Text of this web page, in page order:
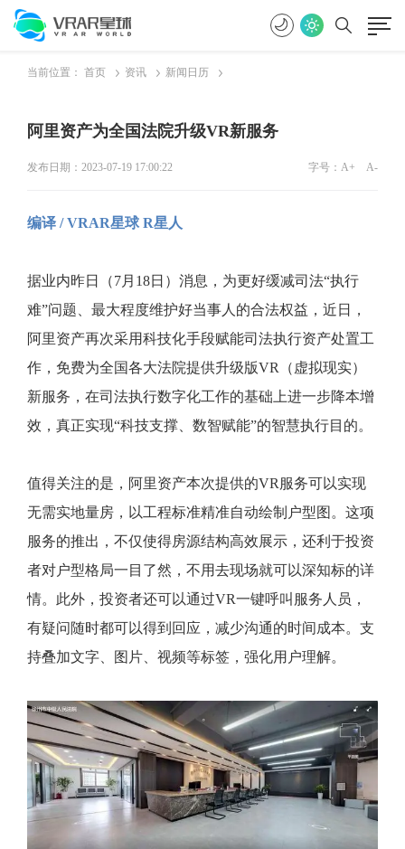
当前位置： 首页 资讯 新闻日历
阿里资产为全国法院升级VR新服务
发布日期：2023-07-19 17:00:22 字号： A+ A-
编译 / VRAR星球 R星人
据业内昨日（7月18日）消息，为更好缓减司法“执行
难”问题、最大程度维护好当事人的合法权益，近日，
阿里资产再次采用科技化手段赋能司法执行资产处置工
作，免费为全国各大法院提供升级版VR（虚拟现实）
新服务，在司法执行数字化工作的基础上进一步降本增
效，真正实现“科技支撑、数智赋能”的智慧执行目的。
值得关注的是，阿里资产本次提供的VR服务可以实现
无需实地量房，以工程标准精准自动绘制户型图。这项
服务的推出，不仅使得房源结构高效展示，还利于投资
者对户型格局一目了然，不用去现场就可以深知标的详
情。此外，投资者还可以通过VR一键呼叫服务人员，
有疑问随时都可以得到回应，减少沟通的时间成本。支
持叠加文字、图片、视频等标签，强化用户理解。